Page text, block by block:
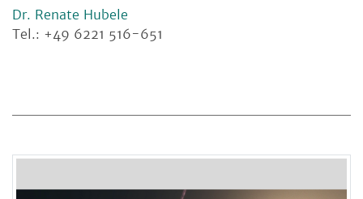
Dr. Renate Hubele
Tel.: +49 6221 516-651